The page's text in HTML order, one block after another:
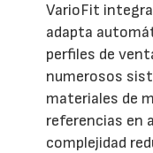
VarioFit
adapta
perfiles de
numerosos
materiales de
referencias en
complejidad